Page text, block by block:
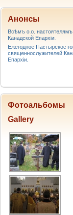
Анонсы
Всѣмъ о.о.
Канадской Епархiи.
Ежегодное Пастырское
священнослужителей
Епархіи.
Фотоальбомы
Gallery